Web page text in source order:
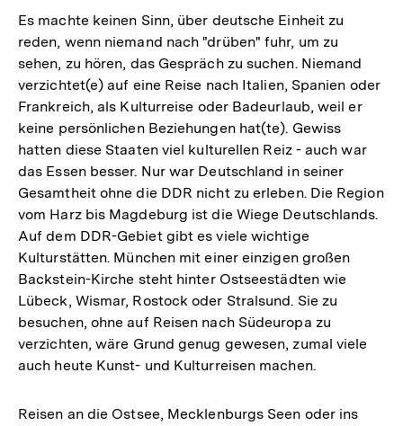
der
Fußnote
Es machte keinen Sinn, über deutsche Einheit zu
reden, wenn niemand nach "drüben" fuhr, um zu
sehen, zu hören, das Gespräch zu suchen. Niemand
verzichtet(e) auf eine Reise nach Italien, Spanien oder
Frankreich, als Kulturreise oder Badeurlaub, weil er
keine persönlichen Beziehungen hat(te). Gewiss
hatten diese Staaten viel kulturellen Reiz - auch war
das Essen besser. Nur war Deutschland in seiner
Gesamtheit ohne die DDR nicht zu erleben. Die Region
vom Harz bis Magdeburg ist die Wiege Deutschlands.
Auf dem DDR-Gebiet gibt es viele wichtige
Kulturstätten. München mit einer einzigen großen
Backstein-Kirche steht hinter Ostseestädten wie
Lübeck, Wismar, Rostock oder Stralsund. Sie zu
besuchen, ohne auf Reisen nach Südeuropa zu
verzichten, wäre Grund genug gewesen, zumal viele
auch heute Kunst- und Kulturreisen machen.
Reisen an die Ostsee, Mecklenburgs Seen oder ins